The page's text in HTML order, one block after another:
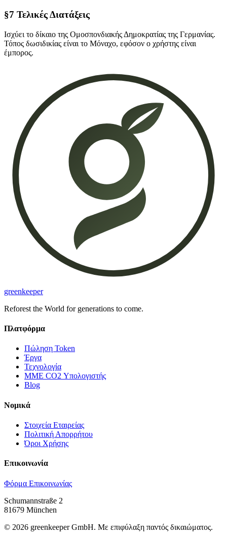
§7 Τελικές Διατάξεις
Ισχύει το δίκαιο της Ομοσπονδιακής Δημοκρατίας της Γερμανίας.
Τόπος δωσιδικίας είναι το Μόναχο, εφόσον ο χρήστης είναι
έμπορος.
greenkeeper
Reforest the World for generations to come.
Πλατφόρμα
Πώληση Token
Έργα
Τεχνολογία
ΜΜΕ CO2 Υπολογιστής
Blog
Νομικά
Στοιχεία Εταιρείας
Πολιτική Απορρήτου
Όροι Χρήσης
Επικοινωνία
Φόρμα Επικοινωνίας
Schumannstraße 2
81679 München
© 2026 greenkeeper GmbH. Με επιφύλαξη παντός δικαιώματος.